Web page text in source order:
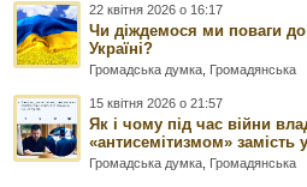
22 квітня 2026 о 16:17
Чи діждемося ми поваги
Україні?
Громадська думка Громадянська
15 квітня 2026 о 21:57
Як і чому під час війни
«антисемітизмом» замість
Громадська думка Громадянська